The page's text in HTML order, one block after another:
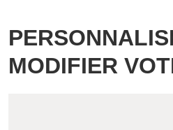
MODIFIER